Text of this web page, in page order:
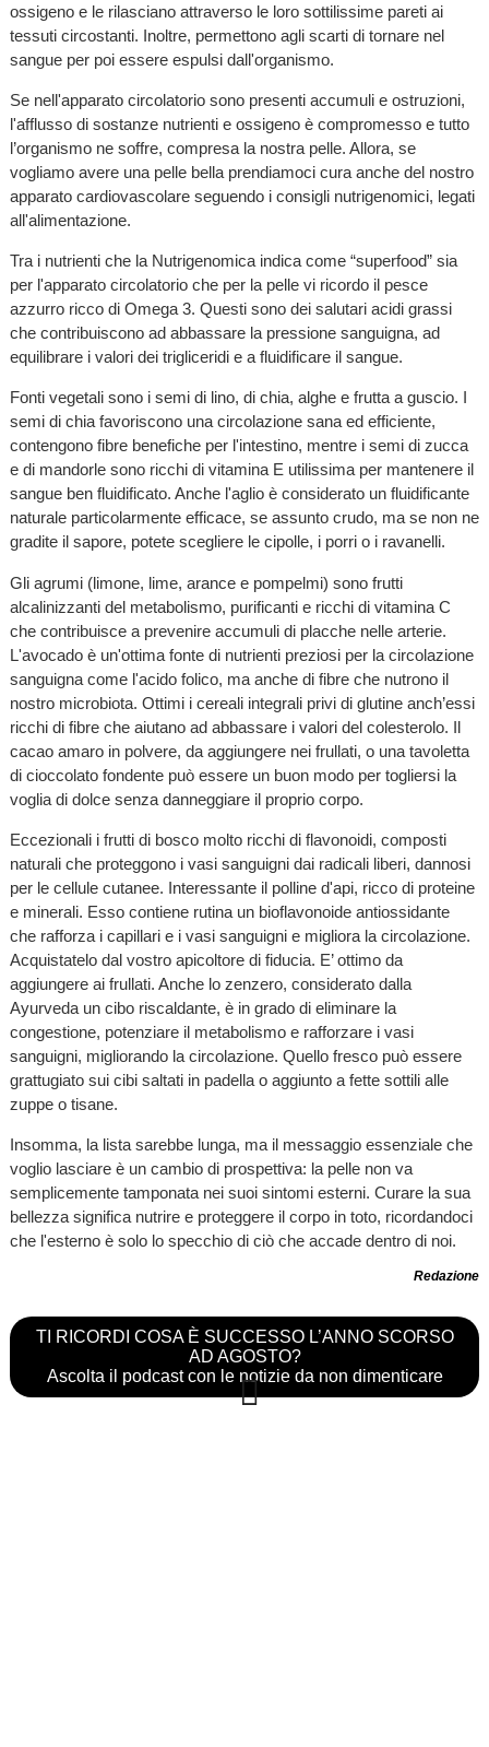
ossigeno e le rilasciano attraverso le loro sottilissime pareti ai
tessuti circostanti. Inoltre, permettono agli scarti di tornare nel
sangue per poi essere espulsi dall'organismo.
Se nell'apparato circolatorio sono presenti accumuli e ostruzioni,
l'afflusso di sostanze nutrienti e ossigeno è compromesso e tutto
l’organismo ne soffre, compresa la nostra pelle. Allora, se
vogliamo avere una pelle bella prendiamoci cura anche del nostro
apparato cardiovascolare seguendo i consigli nutrigenomici, legati
all'alimentazione.
Tra i nutrienti che la Nutrigenomica indica come “superfood” sia
per l'apparato circolatorio che per la pelle vi ricordo il pesce
azzurro ricco di Omega 3. Questi sono dei salutari acidi grassi
che contribuiscono ad abbassare la pressione sanguigna, ad
equilibrare i valori dei trigliceridi e a fluidificare il sangue.
Fonti vegetali sono i semi di lino, di chia, alghe e frutta a guscio. I
semi di chia favoriscono una circolazione sana ed efficiente,
contengono fibre benefiche per l'intestino, mentre i semi di zucca
e di mandorle sono ricchi di vitamina E utilissima per mantenere il
sangue ben fluidificato. Anche l'aglio è considerato un fluidificante
naturale particolarmente efficace, se assunto crudo, ma se non ne
gradite il sapore, potete scegliere le cipolle, i porri o i ravanelli.
Gli agrumi (limone, lime, arance e pompelmi) sono frutti
alcalinizzanti del metabolismo, purificanti e ricchi di vitamina C
che contribuisce a prevenire accumuli di placche nelle arterie.
L'avocado è un'ottima fonte di nutrienti preziosi per la circolazione
sanguigna come l'acido folico, ma anche di fibre che nutrono il
nostro microbiota. Ottimi i cereali integrali privi di glutine anch’essi
ricchi di fibre che aiutano ad abbassare i valori del colesterolo. Il
cacao amaro in polvere, da aggiungere nei frullati, o una tavoletta
di cioccolato fondente può essere un buon modo per togliersi la
voglia di dolce senza danneggiare il proprio corpo.
Eccezionali i frutti di bosco molto ricchi di flavonoidi, composti
naturali che proteggono i vasi sanguigni dai radicali liberi, dannosi
per le cellule cutanee. Interessante il polline d'api, ricco di proteine
e minerali. Esso contiene rutina un bioflavonoide antiossidante
che rafforza i capillari e i vasi sanguigni e migliora la circolazione.
Acquistatelo dal vostro apicoltore di fiducia. E’ ottimo da
aggiungere ai frullati. Anche lo zenzero, considerato dalla
Ayurveda un cibo riscaldante, è in grado di eliminare la
congestione, potenziare il metabolismo e rafforzare i vasi
sanguigni, migliorando la circolazione. Quello fresco può essere
grattugiato sui cibi saltati in padella o aggiunto a fette sottili alle
zuppe o tisane.
Insomma, la lista sarebbe lunga, ma il messaggio essenziale che
voglio lasciare è un cambio di prospettiva: la pelle non va
semplicemente tamponata nei suoi sintomi esterni. Curare la sua
bellezza significa nutrire e proteggere il corpo in toto, ricordandoci
che l'esterno è solo lo specchio di ciò che accade dentro di noi.
Redazione
TI RICORDI COSA È SUCCESSO L’ANNO SCORSO
AD AGOSTO?
Ascolta il podcast con le notizie da non dimenticare